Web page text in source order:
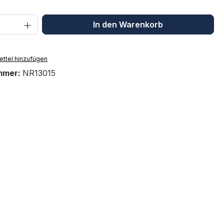
Anzahl: Gib den gewünschten Wert
In den Warenkorb
hinzufügen
NR13015